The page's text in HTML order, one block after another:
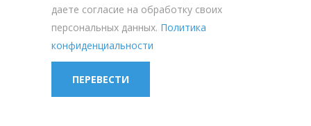
даете согласие на обработку своих
персональных данных. Политика
конфиденциальности